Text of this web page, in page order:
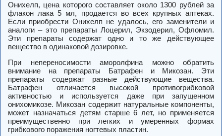
Онихелп, цена которого составляет около 1300 рублей за
флакон лака 5 мл, продается во всех крупных аптеках.
Если приобрести Онихелп не удалось, его заменители и
аналоги – это препараты Лоцерил, Экзодерил, Офломил.
Эти препараты содержат одно и то же действующее
вещество в одинаковой дозировке.
При непереносимости аморолфина можно обратить
внимание на препараты Батрафен и Микозан. Эти
препараты содержат разные действующие вещества.
Батрафен отличается высокой противогрибковой
активностью и используется даже при запущенном
онихомикозе. Микозан содержит натуральные компоненты,
может назначаться детям старше 6 лет, но применяется
преимущественно при легких и умеренных формах
грибкового поражения ногтевых пластин.